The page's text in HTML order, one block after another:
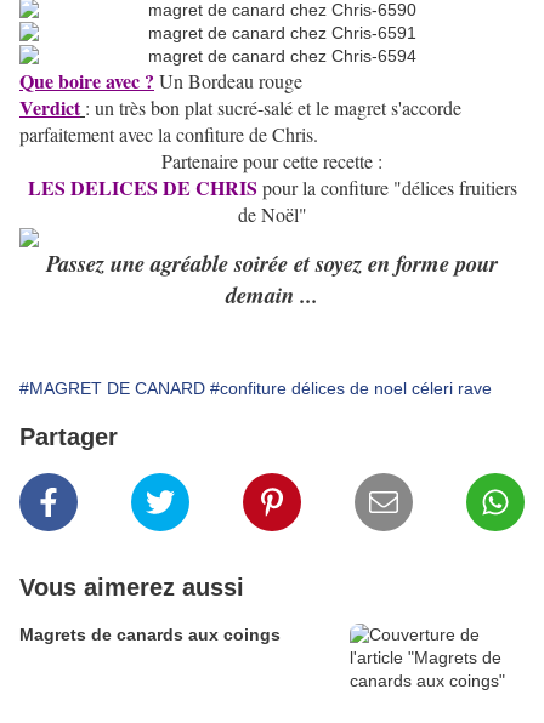
Que boire avec ? Un Bordeau rouge
Verdict : un très bon plat sucré-salé et le magret s'accorde
parfaitement avec la confiture de Chris.
Partenaire pour cette recette :
LES DELICES DE CHRIS pour la confiture "délices fruitiers
de Noël"
Passez une agréable soirée et soyez en forme pour
demain ...
#MAGRET DE CANARD #confiture délices de noel céleri rave
Partager
Vous aimerez aussi
Magrets de canards aux coings